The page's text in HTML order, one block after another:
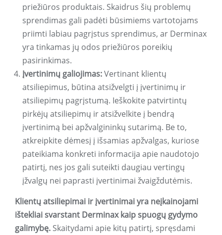
priežiūros produktais. Skaidrus šių problemų
sprendimas gali padėti būsimiems vartotojams
priimti labiau pagrįstus sprendimus, ar Derminax
yra tinkamas jų odos priežiūros poreikių
pasirinkimas.
Įvertinimų galiojimas:Vertinant klientų
atsiliepimus, būtina atsižvelgti į įvertinimų ir
atsiliepimų pagrįstumą. Ieškokite patvirtintų
pirkėjų atsiliepimų ir atsižvelkite į bendrą
įvertinimą bei apžvalgininkų sutarimą. Be to,
atkreipkite dėmesį į išsamias apžvalgas, kuriose
pateikiama konkreti informacija apie naudotojo
patirtį, nes jos gali suteikti daugiau vertingų
įžvalgų nei paprasti įvertinimai žvaigždutėmis.
Klientų atsiliepimai ir įvertinimai yra neįkainojami
ištekliai svarstant Derminax kaip spuogų gydymo
galimybę. Skaitydami apie kitų patirtį, spręsdami